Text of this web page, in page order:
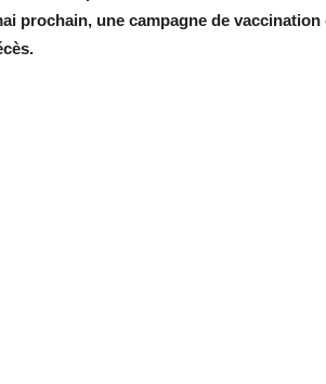
prochain, une campagne de